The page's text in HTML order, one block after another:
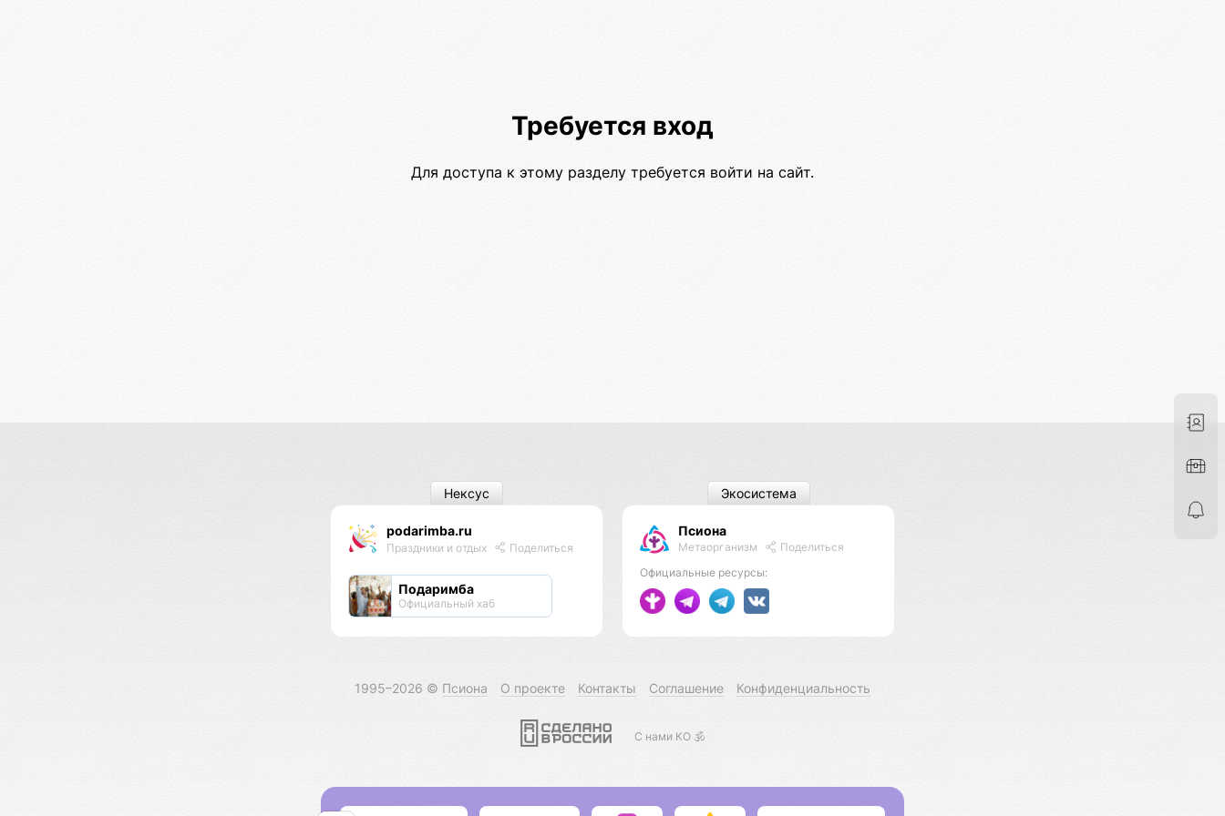
Требуется вход
Для доступа к этому разделу требуется войти на сайт.
podarimba.ru
Праздники и отдых Поделиться
Подаримба
Официальный хаб
Нексус
Псиона
Метаорганизм
Поделиться
Официальные ресурсы:
Экосистема
1995–2026 © Псиона О проекте Контакты Соглашение Конфиденциальность
С нами КО 🕉️